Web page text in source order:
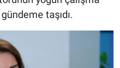
taşıdı.